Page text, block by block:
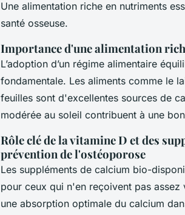
Une alimentation riche en nutriments
santé osseuse.
Importance d'une alimentation
L’adoption d’un régime alimentaire
fondamentale. Les aliments comme le
feuilles sont d'excellentes sources de
modérée au soleil contribuent à une
Rôle clé de la vitamine D et des
prévention de l'ostéoporose
Les suppléments de calcium bio-
pour ceux qui n'en reçoivent pas
une absorption optimale du calcium